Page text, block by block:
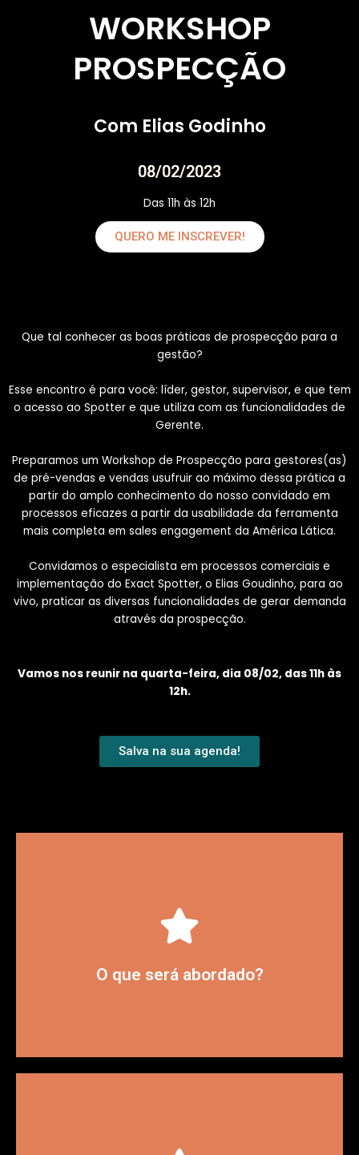
WORKSHOP
PROSPECÇÃO
Com Elias Godinho
08/02/2023
Das 11h às 12h
QUERO ME INSCREVER!
Que tal conhecer as boas práticas de prospecção para a
gestão?
Esse encontro é para você: líder, gestor, supervisor, e que tem
o acesso ao Spotter e que utiliza com as funcionalidades de
Gerente.
Preparamos um Workshop de Prospecção para gestores(as)
de pré-vendas e vendas usufruir ao máximo dessa prática a
partir do amplo conhecimento do nosso convidado em
processos eficazes a partir da usabilidade da ferramenta
mais completa em sales engagement da América Lática.
Convidamos o especialista em processos comerciais e
implementação do Exact Spotter, o Elias Goudinho, para ao
vivo, praticar as diversas funcionalidades de gerar demanda
através da prospecção.
Vamos nos reunir na quarta-feira, dia 08/02, das 11h às
12h.
Salva na sua agenda!
O que será abordado?
funcionalidades para prospectar com o
Exact Sotter